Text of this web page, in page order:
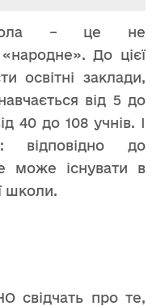
– це не
До цієї
освітні заклади,
від 5 до
40 до 108 учнів. І
відповідно до
може існувати в
школи.
свідчать про те,